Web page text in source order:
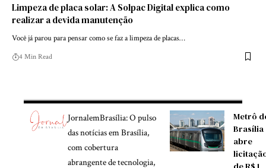
Limpeza de placa solar: A Solpac Digital explica como
realizar a devida manutenção
Você já parou para pensar como se faz a limpeza de placas…
4 Min Read
JornalemBrasília: O pulso
das notícias em Brasília,
com cobertura
abrangente de tecnologia,
Metrô
Brasília
abre